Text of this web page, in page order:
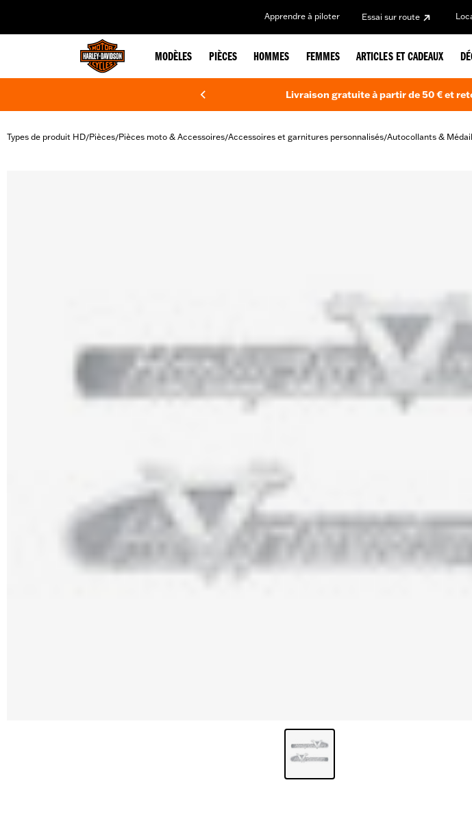
Apprendre à piloter Essai sur route
MODÈLES PIÈCES HOMMES FEMMES ARTICLES ET CADEAUX
Livraison gratuite à partir de 50 € et
Types de produit HD/Pièces/Pièces moto & Accessoires/Accessoires et garnitures personnalisés/Autocollants &